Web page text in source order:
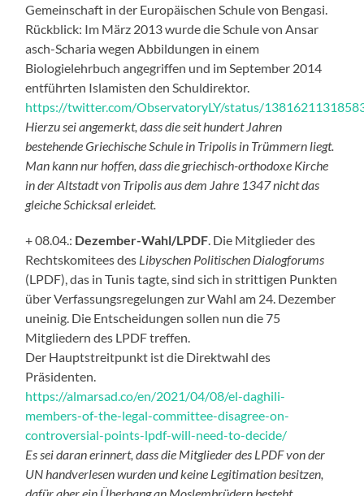
Gemeinschaft in der Europäischen Schule von Bengasi.
Rückblick: Im März 2013 wurde die Schule von Ansar
asch-Scharia wegen Abbildungen in einem
Biologielehrbuch angegriffen und im September 2014
entführten Islamisten den Schuldirektor.
https://twitter.com/ObservatoryLY/status/
Hierzu sei angemerkt, dass die seit hundert Jahren
bestehende Griechische Schule in Tripolis in Trümmern liegt.
Man kann nur hoffen, dass die griechisch-orthodoxe Kirche
in der Altstadt von Tripolis aus dem Jahre 1347 nicht das
gleiche Schicksal erleidet.
+ 08.04.: Dezember-Wahl/LPDF . Die Mitglieder des
Rechtskomitees des Libyschen Politischen Dialogforums
(LPDF), das in Tunis tagte, sind sich in strittigen Punkten
über Verfassungsregelungen zur Wahl am 24. Dezember
uneinig. Die Entscheidungen sollen nun die 75
Mitgliedern des LPDF treffen.
Der Hauptstreitpunkt ist die Direktwahl des
Präsidenten.
https://almarsad.co/en/2021/04/08/el-daghili-
members-of-the-legal-committee-disagree-on-
controversial-points-lpdf-will-need-to-decide/
Es sei daran erinnert, dass die Mitglieder des LPDF von der
UN handverlesen wurden und keine Legitimation besitzen,
dafür aber ein Überhang an Moslembrüdern besteht.